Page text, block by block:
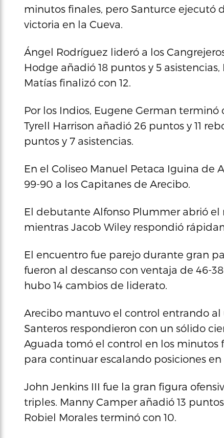
minutos finales, pero Santurce ejecutó
victoria en la Cueva.
Ángel Rodríguez lideró a los
Hodge añadió 18 puntos y 5
Matías finalizó con 12.
Por los Indios, Eugene German terminó
Tyrell Harrison añadió 26 puntos y 11
puntos y 7 asistencias.
En el Coliseo Manuel Petaca Iguina de
99-90 a los Capitanes de Arecibo.
El debutante Alfonso Plummer abrió
mientras Jacob Wiley respondió
El encuentro fue parejo durante gran
fueron al descanso con ventaja de 46-
hubo 14 cambios de liderato.
Arecibo mantuvo el control entrando al
Santeros respondieron con un sólido
Aguada tomó el control en los minutos
para continuar escalando posiciones en
John Jenkins III fue la gran figura
triples. Manny Camper añadió 13
Robiel Morales terminó con 10.